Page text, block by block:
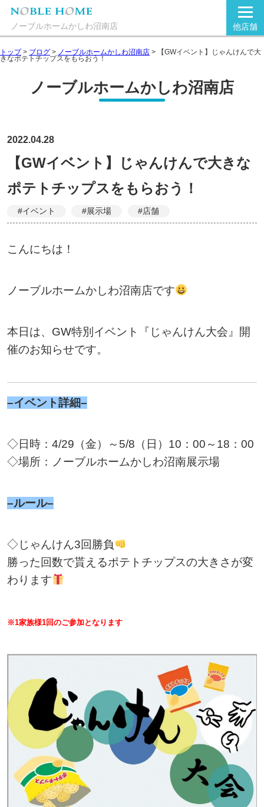
ノーブルホームかしわ沼南店 他店舗
トップ> ブログ > ノーブルホームかしわ沼南店 > 【GWイベント】じゃんけんで大
きなポテトチップスをもらおう！
ノーブルホームかしわ沼南店
2022.04.28
【GWイベント】じゃんけんで大きな
ポテトチップスをもらおう！
#イベント #展示場 #店舗
こんにちは！
ノーブルホームかしわ沼南店です
本日は、GW特別イベント『じゃんけん大会』開
催のお知らせです。
–イベント詳細–
◇日時：4/29（金）～5/8（日）10：00～18：00
◇場所：ノーブルホームかしわ沼南展示場
–ルール–
◇じゃんけん3回勝負
勝った回数で貰えるポテトチップスの大きさが変
わります
※1家族様1回のご参加となります